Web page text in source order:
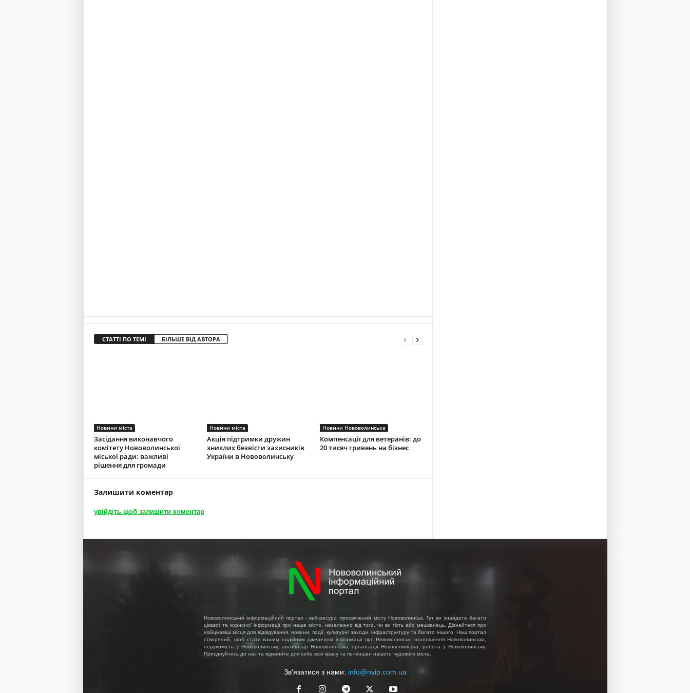
СТАТТІ ПО ТЕМІ БІЛЬШЕ ВІД АВТОРА
Новини міста
Засідання виконавчого
комітету Нововолинської
міської ради: важливі
рішення для громади
Новини міста
Акція підтримки дружин
зниклих безвісти захисників
України в Нововолинську
Новини Нововолинська
Компенсації для ветеранів: до
20 тисяч гривень на бізнес
Залишити коментар
увійдіть щоб залишити коментар
Нововолинський інформаційний портал - веб-ресурс, присвячений місту Нововолинськ. Тут ви знайдете багато
цікавої та корисної інформації про наше місто, незалежно від того, чи ви гість або мешканець. Дізнайтеся про
найцікавіші місця для відвідування, новини, події, культурні заходи, інфраструктуру та багато іншого. Наш портал
створений, щоб стати вашим надійним джерелом інформації про Нововолинськ, оголошення Нововолинська,
нерухомість у Нововолинську, автобазар Нововолинська, організації Нововолинська, робота у Нововолинську.
Приєднуйтесь до нас та відкрийте для себе всю красу та потенціал нашого чудового міста.
Зв'язатися з нами: info@nvip.com.ua